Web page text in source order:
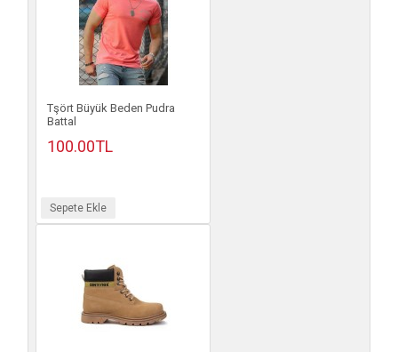
Tşört Büyük Beden Pudra
Battal
100.00TL
Sepete Ekle